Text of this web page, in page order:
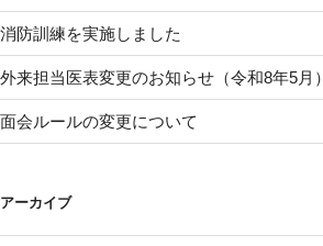
消防訓練を実施しました
外来担当医表変更のお知らせ（令和8年5月）
面会ルールの変更について
アーカイブ